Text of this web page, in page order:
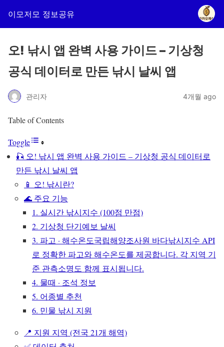
이모저모 정보공유
오! 낚시 앱 완벽 사용 가이드 – 기상청
공식 데이터로 만든 낚시 날씨 앱
관리자 4개월 ago
Table of Contents
Toggle
🎣 오! 낚시 앱 완벽 사용 가이드 – 기상청 공식 데이터로
만든 낚시 날씨 앱
📱 오! 낚시란?
🌊 주요 기능
1. 실시간 낚시지수 (100점 만점)
2. 기상청 단기예보 날씨
3. 파고 · 해수온도국립해양조사원 바다낚시지수 API
로 정확한 파고와 해수온도를 제공합니다. 각 지역 기
준 관측소명도 함께 표시됩니다.
4. 물때 · 조석 정보
5. 어종별 추천
6. 민물 낚시 지원
📍 지원 지역 (전국 21개 해역)